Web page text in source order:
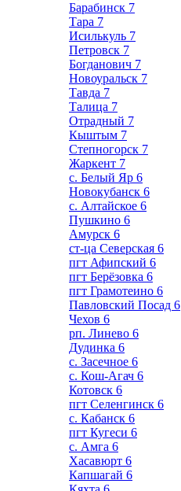
Барабинск 7
Тара 7
Исилькуль 7
Петровск 7
Богданович 7
Новоуральск 7
Тавда 7
Талица 7
Отрадный 7
Кыштым 7
Степногорск 7
Жаркент 7
с. Белый Яр 6
Новокубанск 6
с. Алтайское 6
Пушкино 6
Амурск 6
ст-ца Северская 6
пгт Афипский 6
пгт Берёзовка 6
пгт Грамотеино 6
Павловский Посад 6
Чехов 6
рп. Линево 6
Дудинка 6
с. Засечное 6
с. Кош-Агач 6
Котовск 6
пгт Селенгинск 6
с. Кабанск 6
пгт Кугеси 6
с. Амга 6
Хасавюрт 6
Капшагай 6